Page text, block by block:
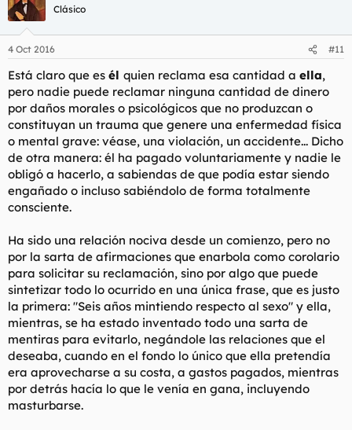
Clásico
4 Oct 2016 #11
Está claro que es él quien reclama esa cantidad a ella,
pero nadie puede reclamar ninguna cantidad de dinero
por daños morales o psicológicos que no produzcan o
constituyan un trauma que genere una enfermedad física
o mental grave: véase, una violación, un accidente... Dicho
de otra manera: él ha pagado voluntariamente y nadie le
obligó a hacerlo, a sabiendas de que podía estar siendo
engañado o incluso sabiéndolo de forma totalmente
consciente.
Ha sido una relación nociva desde un comienzo, pero no
por la sarta de afirmaciones que enarbola como corolario
para solicitar su reclamación, sino por algo que puede
sintetizar todo lo ocurrido en una única frase, que es justo
la primera: "Seis años mintiendo respecto al sexo" y ella,
mientras, se ha estado inventado todo una sarta de
mentiras para evitarlo, negándole las relaciones que el
deseaba, cuando en el fondo lo único que ella pretendía
era aprovecharse a su costa, a gastos pagados, mientras
por detrás hacía lo que le venía en gana, incluyendo
masturbarse.